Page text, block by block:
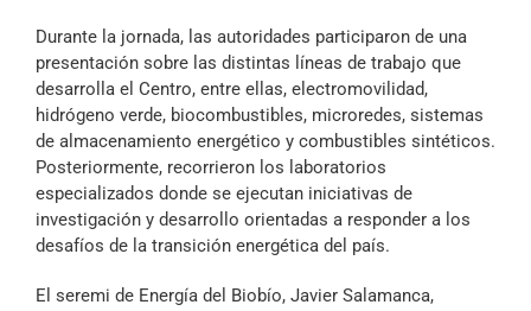
Durante la jornada, las autoridades participaron de una
presentación sobre las distintas líneas de trabajo que
desarrolla el Centro, entre ellas, electromovilidad,
hidrógeno verde, biocombustibles, microredes, sistemas
de almacenamiento energético y combustibles sintéticos.
Posteriormente, recorrieron los laboratorios
especializados donde se ejecutan iniciativas de
investigación y desarrollo orientadas a responder a los
desafíos de la transición energética del país.
El seremi de Energía del Biobío, Javier Salamanca,